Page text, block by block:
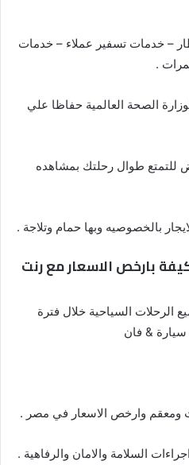
– خدمات تسفير عملاء – خدمات
.
الصحة العالمية حفاظا علي
للتمتع طوال رحلتك بمشاهده
بالخصوصيه وبها حمام وتلاجة .
بارخص الاسعار مع رنت
السياحية خلال فترة
& فان
ومعقم وارخص الاسعار في مصر .
السلامة والامان والرفاهية .